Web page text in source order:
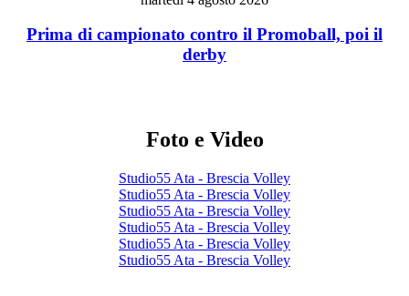
Prima di campionato contro il Promoball, poi il
derby
Foto e Video
Studio55 Ata - Brescia Volley
Studio55 Ata - Brescia Volley
Studio55 Ata - Brescia Volley
Studio55 Ata - Brescia Volley
Studio55 Ata - Brescia Volley
Studio55 Ata - Brescia Volley